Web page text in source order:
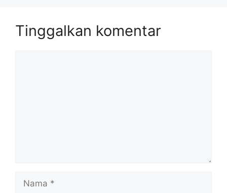
Tinggalkan komentar
Nama